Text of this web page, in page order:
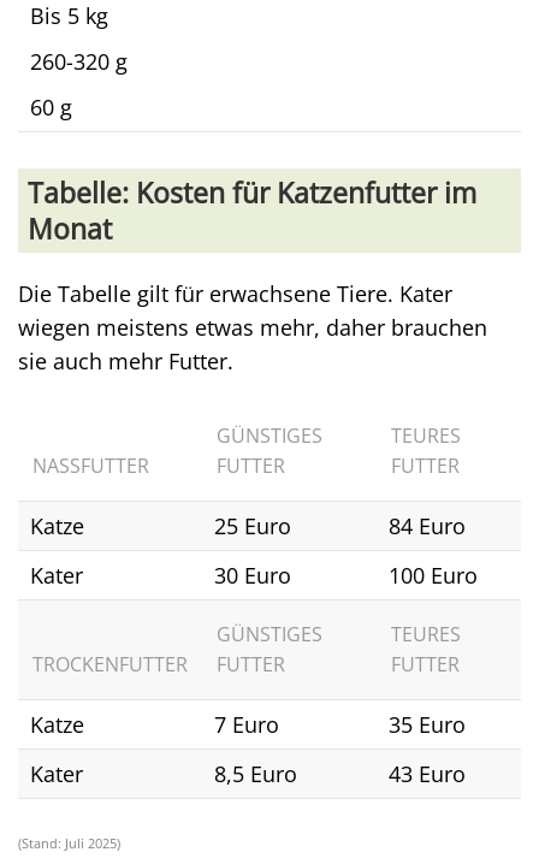
Bis 5 kg
260-320 g
60 g
Tabelle: Kosten für Katzenfutter im
Monat
Die Tabelle gilt für erwachsene Tiere. Kater
wiegen meistens etwas mehr, daher brauchen
sie auch mehr Futter.
NASSFUTTER
GÜNSTIGES
FUTTER
TEURES
FUTTER
Katze 25 Euro
84 Euro
Kater
30 Euro 100 Euro
TROCKENFUTTER
GÜNSTIGES
FUTTER
TEURES
FUTTER
Katze 7 Euro
35 Euro
Kater
8,5 Euro 43 Euro
(Stand: Juli 2025)